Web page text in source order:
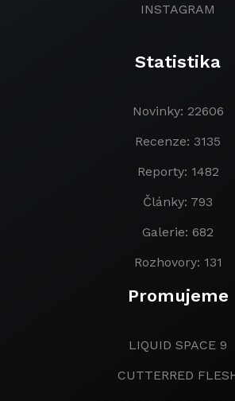
INSTAGRAM
Statistika
Novinky: 22606
Recenze: 3135
Reporty: 1482
Články: 793
Galerie: 682
Rozhovory: 131
Promujeme
LIQUID SPACE 9
CUTTERRED